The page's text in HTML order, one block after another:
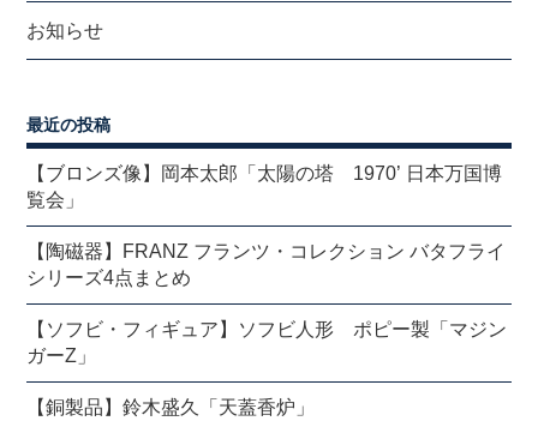
お知らせ
最近の投稿
【ブロンズ像】岡本太郎「太陽の塔 1970’ 日本万国博
覧会」
【陶磁器】FRANZ フランツ・コレクション バタフライ
シリーズ4点まとめ
【ソフビ・フィギュア】ソフビ人形 ポピー製「マジン
ガーZ」
【銅製品】鈴木盛久「天蓋香炉」